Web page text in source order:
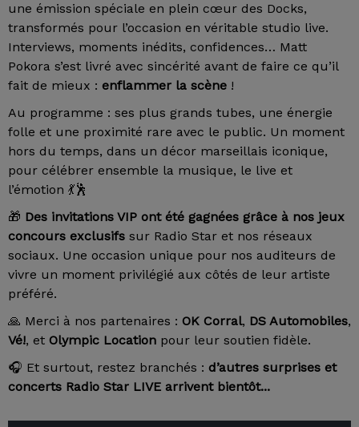
une émission spéciale en plein cœur des Docks,
transformés pour l’occasion en véritable studio live.
Interviews, moments inédits, confidences… Matt
Pokora s’est livré avec sincérité avant de faire ce qu’il
fait de mieux : enflammer la scène !
Au programme : ses plus grands tubes, une énergie
folle et une proximité rare avec le public. Un moment
hors du temps, dans un décor marseillais iconique,
pour célébrer ensemble la musique, le live et
l’émotion 💃🕺
🎁 Des invitations VIP ont été gagnées grâce à nos jeux
concours exclusifs sur Radio Star et nos réseaux
sociaux. Une occasion unique pour nos auditeurs de
vivre un moment privilégié aux côtés de leur artiste
préféré.
🙏 Merci à nos partenaires : OK Corral, DS Automobiles,
Vé!, et Olympic Location pour leur soutien fidèle.
🎧 Et surtout, restez branchés : d’autres surprises et
concerts Radio Star LIVE arrivent bientôt...